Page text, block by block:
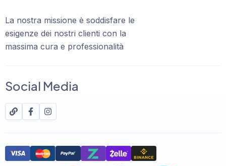
La nostra missione è soddisfare le
esigenze dei nostri clienti con la
massima cura e professionalità
Social Media